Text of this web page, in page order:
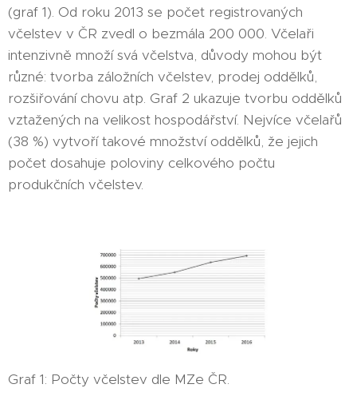
(graf 1). Od roku 2013 se počet registrovaných
včelstev v ČR zvedl o bezmála 200 000. Včelaři
intenzivně množí svá včelstva, důvody mohou být
různé: tvorba záložních včelstev, prodej oddělků,
rozšiřování chovu atp. Graf 2 ukazuje tvorbu oddělků
vztažených na velikost hospodářství. Nejvíce včelařů
(38 %) vytvoří takové množství oddělků, že jejich
počet dosahuje poloviny celkového počtu
produkčních včelstev.
Graf 1: Počty včelstev dle MZe ČR.